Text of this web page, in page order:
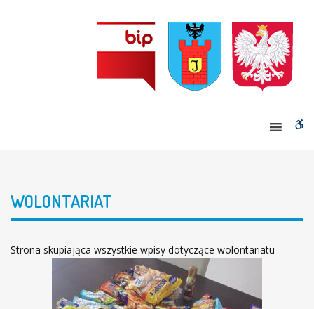
WOLONTARIAT
Strona skupiająca wszystkie wpisy dotyczące wolontariatu